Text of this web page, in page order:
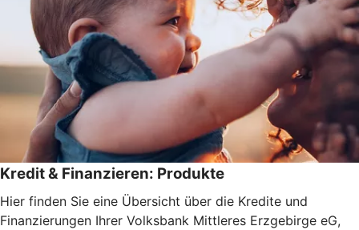
Kredit & Finanzieren: Produkte
Hier finden Sie eine Übersicht über die Kredite und
Finanzierungen Ihrer Volksbank Mittleres Erzgebirge eG,